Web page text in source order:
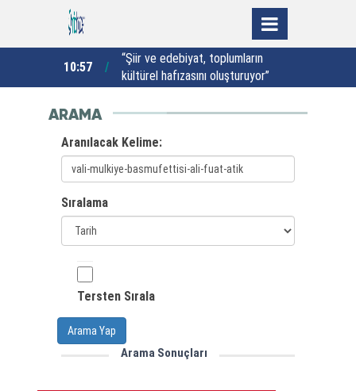
10:57
“Şiir ve edebiyat, toplumların
kültürel hafızasını oluşturuyor”
ARAMA
Aranılacak Kelime:
Sıralama
Tersten Sırala
Arama Yap
Arama Sonuçları